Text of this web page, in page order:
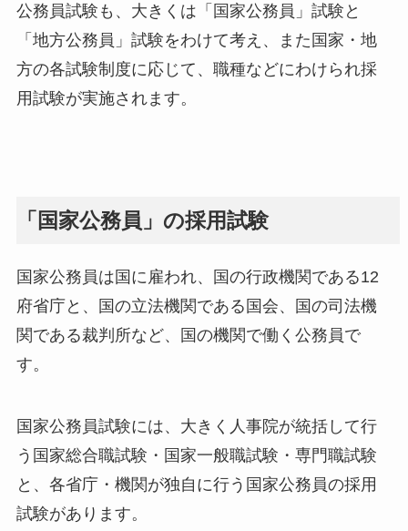
公務員試験も、大きくは「国家公務員」試験と
「地方公務員」試験をわけて考え、また国家・地
方の各試験制度に応じて、職種などにわけられ採
用試験が実施されます。
「国家公務員」の採用試験
国家公務員は国に雇われ、国の行政機関である12
府省庁と、国の立法機関である国会、国の司法機
関である裁判所など、国の機関で働く公務員で
す。
国家公務員試験には、大きく人事院が統括して行
う国家総合職試験・国家一般職試験・専門職試験
と、各省庁・機関が独自に行う国家公務員の採用
試験があります。